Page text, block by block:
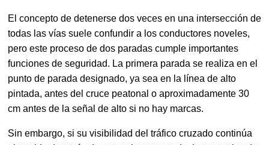
El concepto de detenerse dos veces en una intersección de
todas las vías suele confundir a los conductores noveles,
pero este proceso de dos paradas cumple importantes
funciones de seguridad. La primera parada se realiza en el
punto de parada designado, ya sea en la línea de alto
pintada, antes del cruce peatonal o aproximadamente 30
cm antes de la señal de alto si no hay marcas.
Sin embargo, si su visibilidad del tráfico cruzado continúa